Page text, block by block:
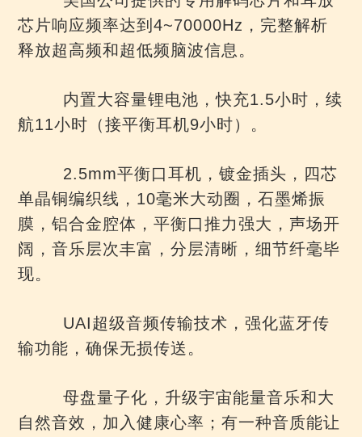
芯片响应频率达到4~70000Hz，完整解析
释放超高频和超低频脑波信息。
内置大容量锂电池，快充1.5小时，续
航11小时（接平衡耳机9小时）。
2.5mm平衡口耳机，镀金插头，四芯
单晶铜编织线，10毫米大动圈，石墨烯振
膜，铝合金腔体，平衡口推力强大，声场开
阔，音乐层次丰富，分层清晰，细节纤毫毕
现。
UAI超级音频传输技术，强化蓝牙传
输功能，确保无损传送。
母盘量子化，升级宇宙能量音乐和大
自然音效，加入健康心率；有一种音质能让